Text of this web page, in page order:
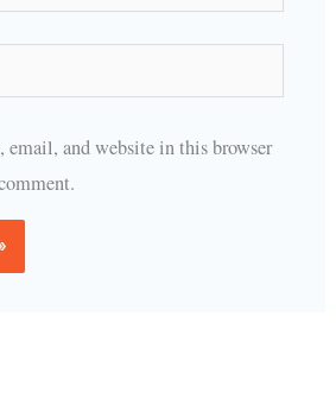
email, and website in this browser